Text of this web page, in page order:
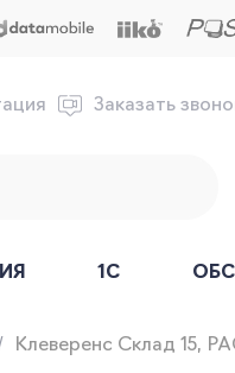
Заказать
1С
Клеверенс Склад 15,